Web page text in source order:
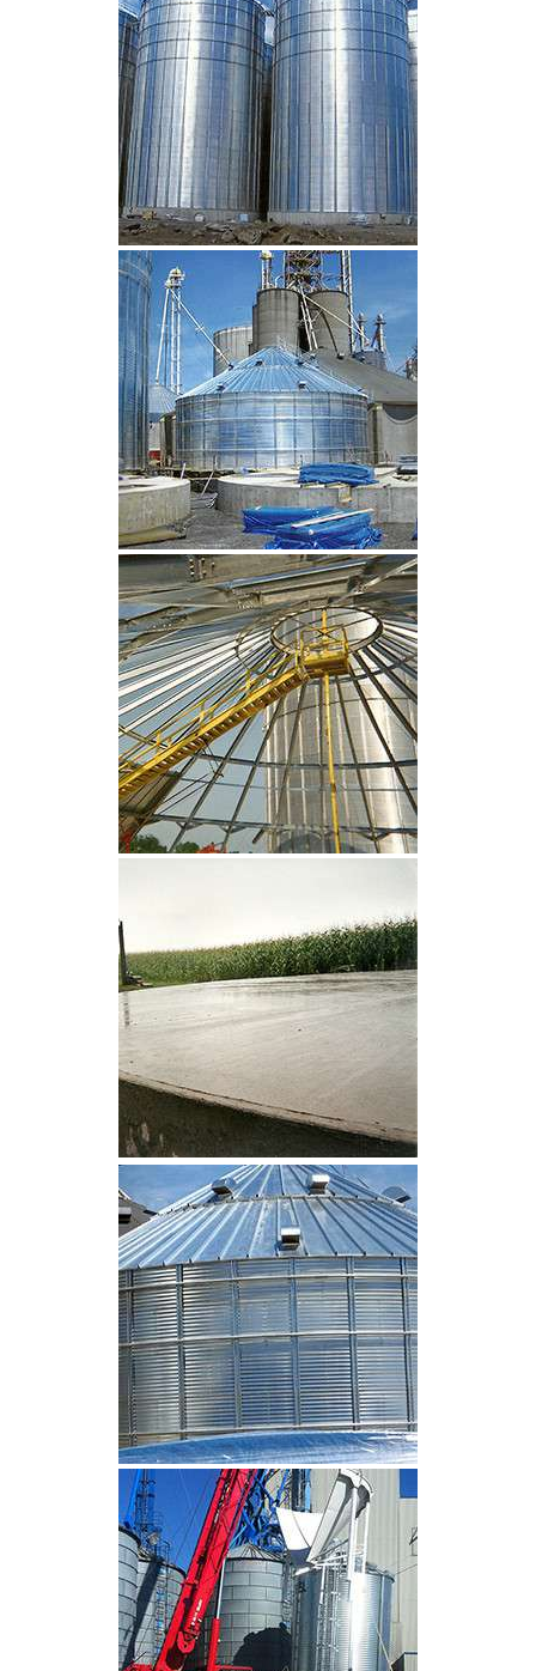
CLIQUEZ POUR AGRANDIR
CLIQUEZ POUR AGRANDIR
CLIQUEZ POUR AGRANDIR
CLIQUEZ POUR AGRANDIR
CLIQUEZ POUR AGRANDIR